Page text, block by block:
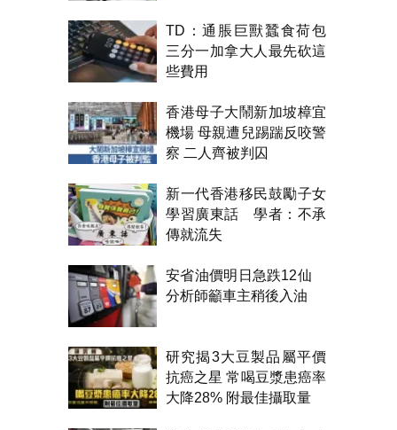
TD：通脹巨獸蠶食荷包
三分一加拿大人最先砍這
些費用
香港母子大鬧新加坡樟宜
機場 母親遭兒踢踹反咬警
察 二人齊被判囚
新一代香港移民鼓勵子女
學習廣東話 學者：不承
傳就流失
安省油價明日急跌12仙
分析師籲車主稍後入油
研究揭3大豆製品屬平價
抗癌之星 常喝豆漿患癌率
大降28% 附最佳攝取量